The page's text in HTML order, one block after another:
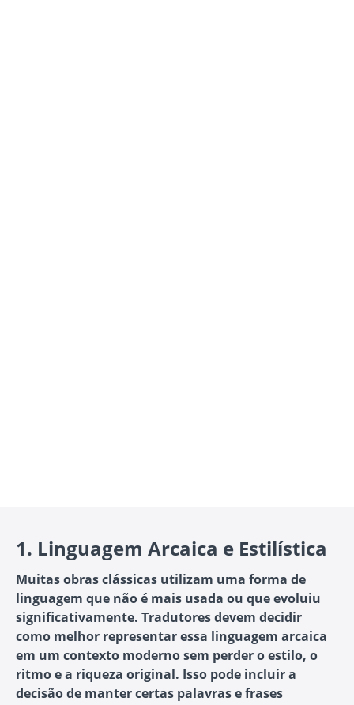
1. Linguagem Arcaica e Estilística
Muitas obras clássicas utilizam uma forma de
linguagem que não é mais usada ou que evoluiu
significativamente. Tradutores devem decidir
como melhor representar essa linguagem arcaica
em um contexto moderno sem perder o estilo, o
ritmo e a riqueza original. Isso pode incluir a
decisão de manter certas palavras e frases